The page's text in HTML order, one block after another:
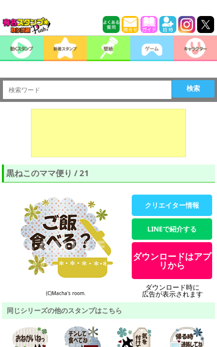
検索
黒ねこのママ便り / 21
(C)Macha's room.
クリエイター情報
LINEで紹介する
ダウンロードはアプ
リから
ダウンロード時に
広告が表示されます
同じシリーズの他のスタンプはこちら